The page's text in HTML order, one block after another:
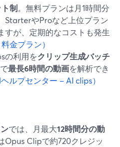
制。無料プランは月1時間分
StarterやProなど上位プラン
すが、定期的なコストも発生
金プラン）
の利用をクリップ生成バッチ
最長6時間の動画を解析でき
ルプセンター – AI clips）
では、月最大12時間分の動
Opus Clipで約720クレジッ